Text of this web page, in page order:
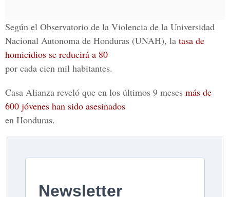
Según el Observatorio de la Violencia de la Universidad
Nacional Autonoma de Honduras (UNAH), la tasa de
homicidios se reducirá a 80
por cada cien mil habitantes.
Casa Alianza reveló que en los últimos 9 meses más de
600 jóvenes han sido asesinados
en Honduras.